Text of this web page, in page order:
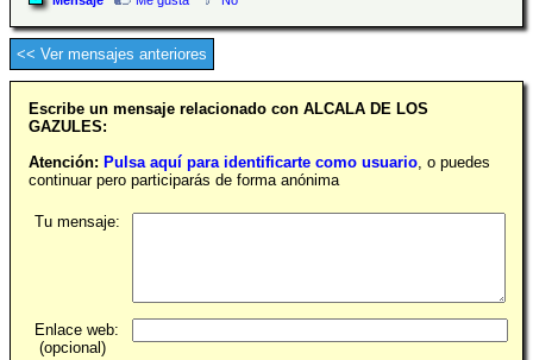
<< Ver mensajes anteriores
Escribe un mensaje relacionado con ALCALA DE LOS
GAZULES:
Atención: Pulsa aquí para identificarte como usuario, o puedes
continuar pero participarás de forma anónima
Tu mensaje:
Enlace web:
(opcional)